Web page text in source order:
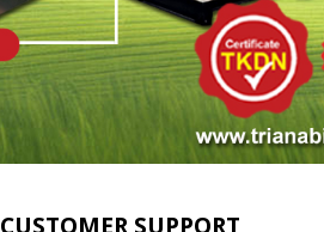
CUSTOMER SUPPORT